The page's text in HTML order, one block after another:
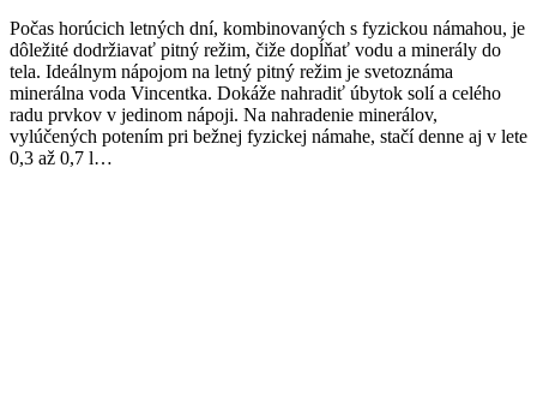
Počas horúcich letných dní, kombinovaných s fyzickou námahou, je
dôležité dodržiavať pitný režim, čiže dopĺňať vodu a minerály do
tela. Ideálnym nápojom na letný pitný režim je svetoznáma
minerálna voda Vincentka. Dokáže nahradiť úbytok solí a celého
radu prvkov v jedinom nápoji. Na nahradenie minerálov,
vylúčených potením pri bežnej fyzickej námahe, stačí denne aj v lete
0,3 až 0,7 l…